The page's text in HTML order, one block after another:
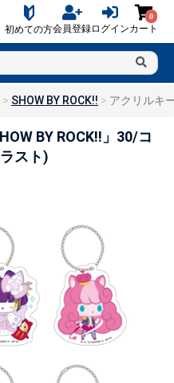
初めての方会員登録ログイン
0
カート
SHOW BY ROCK!! アクリルキ
BY ROCK!!」30/コ
スト)